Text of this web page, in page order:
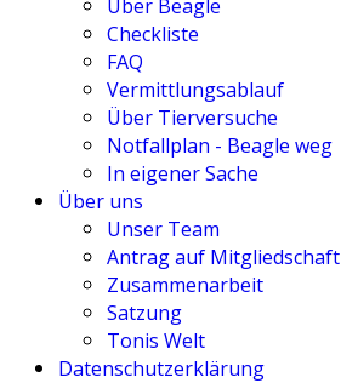
Über Beagle
Checkliste
FAQ
Vermittlungsablauf
Über Tierversuche
Notfallplan - Beagle weg
In eigener Sache
Über uns
Unser Team
Antrag auf Mitgliedschaft
Zusammenarbeit
Satzung
Tonis Welt
Datenschutzerklärung